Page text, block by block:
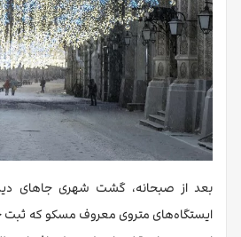
بعد از صبحانه، گشت شهری جاهای
ایستگاه‌های متروی معروف مسکو که ثبت